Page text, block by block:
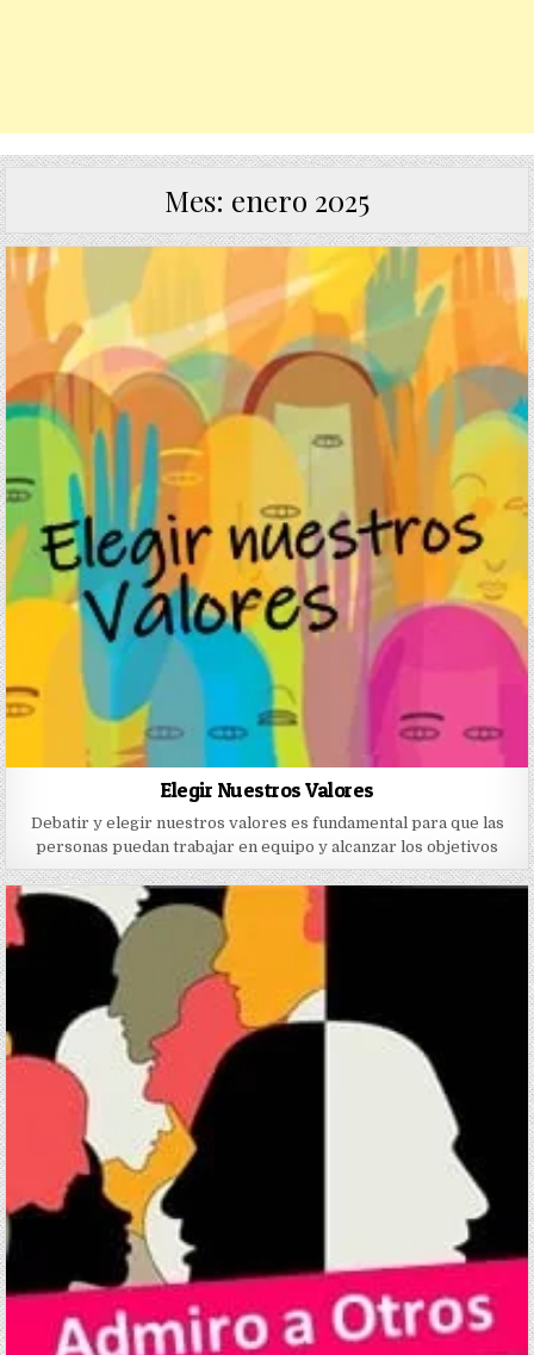
Mes: enero 2025
Elegir Nuestros Valores
Debatir y elegir nuestros valores es fundamental para que las
personas puedan trabajar en equipo y alcanzar los objetivos